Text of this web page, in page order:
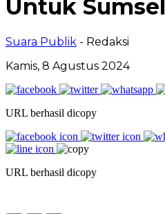
Untuk Sumsel
Suara Publik - Redaksi
Kamis, 8 Agustus 2024
URL berhasil dicopy
URL berhasil dicopy